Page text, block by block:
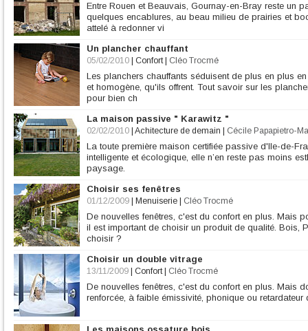
Entre Rouen et Beauvais, Gournay-en-Bray reste un
quelques encablures, au beau milieu de prairies et
attelé à redonner vi
Un plancher chauffant
05/02/2010 Confort| Cléo Trocmé
Les planchers chauffants séduisent de plus en plus
et homogène, qu'ils offrent. Tout savoir sur les
pour bien ch
La maison passive " Karawitz "
02/02/2010 Achitecture de demain Cécile Papapietro-
La toute première maison certifiée passive d'Ile-de-
intelligente et écologique, elle n’en reste pas moins
paysage.
Choisir ses fenêtres
01/12/2009 Menuiserie Cléo Trocmé
De nouvelles fenêtres, c'est du confort en plus. Mais
il est important de choisir un produit de qualité. Bois,
choisir ?
Choisir un double vitrage
13/11/2009 Confort| Cléo Trocmé
De nouvelles fenêtres, c'est du confort en plus. Mais
renforcée, à faible émissivité, phonique ou